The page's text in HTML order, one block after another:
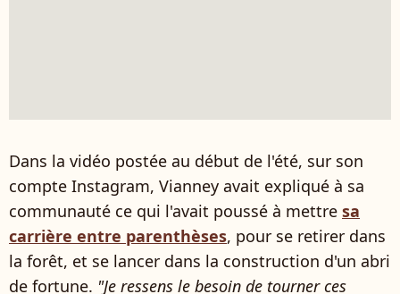
Dans la vidéo postée au début de l'été, sur son
compte Instagram, Vianney avait expliqué à sa
communauté ce qui l'avait poussé à mettre sa
carrière entre parenthèses, pour se retirer dans
la forêt, et se lancer dans la construction d'un abri
de fortune. "Je ressens le besoin de tourner ces